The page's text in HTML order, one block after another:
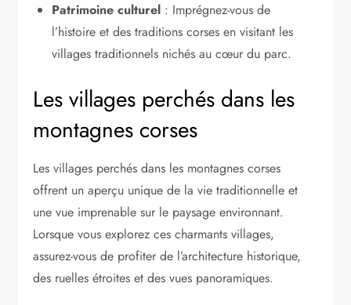
Patrimoine culturel : Imprégnez-vous de
l’histoire et des traditions corses en visitant les
villages traditionnels nichés au cœur du parc.
Les villages perchés dans les
montagnes corses
Les villages perchés dans les montagnes corses
offrent un aperçu unique de la vie traditionnelle et
une vue imprenable sur le paysage environnant.
Lorsque vous explorez ces charmants villages,
assurez-vous de profiter de l’architecture historique,
des ruelles étroites et des vues panoramiques.